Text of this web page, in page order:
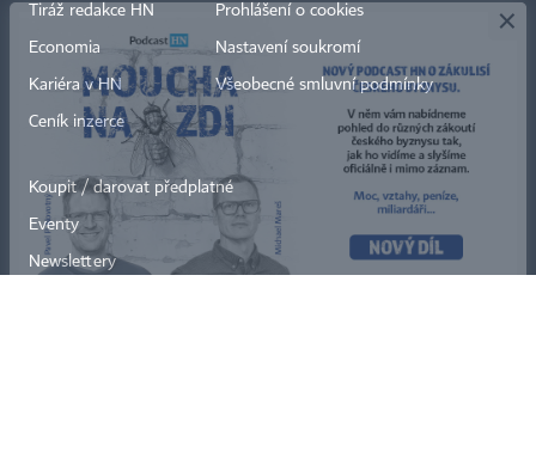
Tiráž redakce HN
Economia
Kariéra v HN
Ceník inzerce
Prohlášení o cookies
Nastavení soukromí
Všeobecné smluvní podmínky
Koupit / darovat předplatné
Eventy
Newslettery